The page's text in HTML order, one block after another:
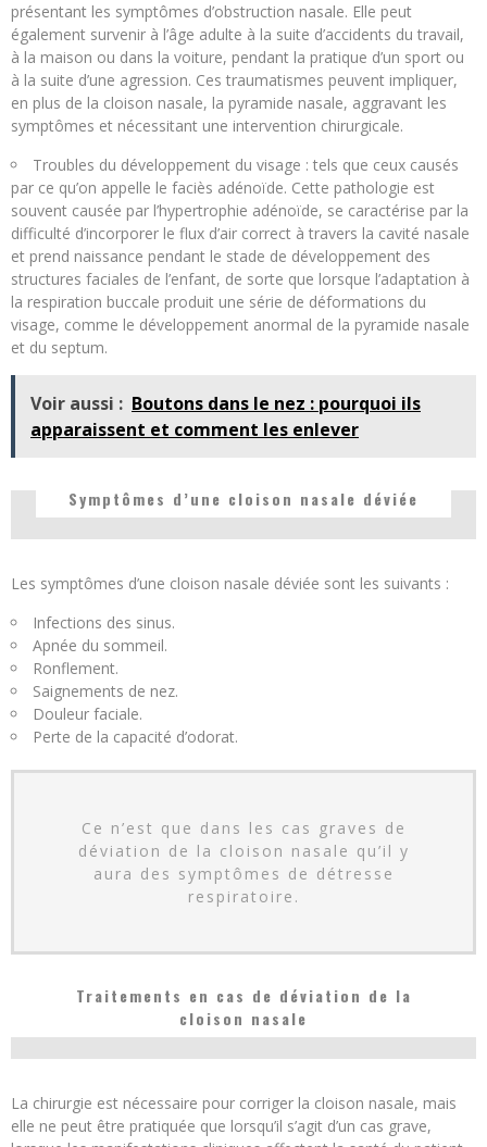
présentant les symptômes d’obstruction nasale. Elle peut
également survenir à l’âge adulte à la suite d’accidents du travail,
à la maison ou dans la voiture, pendant la pratique d’un sport ou
à la suite d’une agression. Ces traumatismes peuvent impliquer,
en plus de la cloison nasale, la pyramide nasale, aggravant les
symptômes et nécessitant une intervention chirurgicale.
Troubles du développement du visage : tels que ceux causés
par ce qu’on appelle le faciès adénoïde. Cette pathologie est
souvent causée par l’hypertrophie adénoïde, se caractérise par la
difficulté d’incorporer le flux d’air correct à travers la cavité nasale
et prend naissance pendant le stade de développement des
structures faciales de l’enfant, de sorte que lorsque l’adaptation à
la respiration buccale produit une série de déformations du
visage, comme le développement anormal de la pyramide nasale
et du septum.
Voir aussi : Boutons dans le nez : pourquoi ils
apparaissent et comment les enlever
Symptômes d’une cloison nasale déviée
Les symptômes d’une cloison nasale déviée sont les suivants :
Infections des sinus.
Apnée du sommeil.
Ronflement.
Saignements de nez.
Douleur faciale.
Perte de la capacité d’odorat.
Ce n’est que dans les cas graves de
déviation de la cloison nasale qu’il y
aura des symptômes de détresse
respiratoire.
Traitements en cas de déviation de la
cloison nasale
La chirurgie est nécessaire pour corriger la cloison nasale, mais
elle ne peut être pratiquée que lorsqu’il s’agit d’un cas grave,